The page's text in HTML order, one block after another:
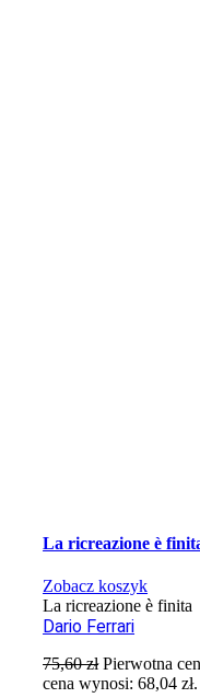
La ricreazione è
Zobacz koszyk
La ricreazione è finita
Dario Ferrari
75,60zł Pierwotna
cena wynosi: 68,04 zł.